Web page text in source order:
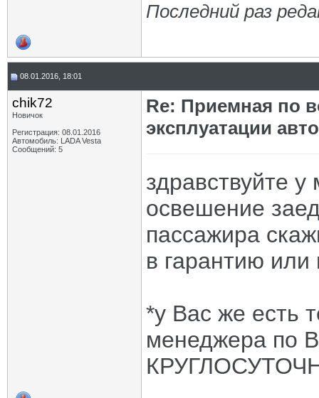
Последний раз
08.01.2016, 18:01
chik72
Новичок
Регистрация: 08.01.2016
Автомобиль: LADA Vesta
Сообщений: 5
Re: Приемная по
эксплуатации
здравствуйте
освешение
пассажира
в гарантию или
*у Вас же есть
менеджера по